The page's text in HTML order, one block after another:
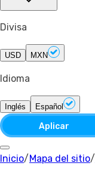
Divisa
USD MXN
Idioma
Inglés Español
Aplicar
Inicio/ Mapa del sitio/